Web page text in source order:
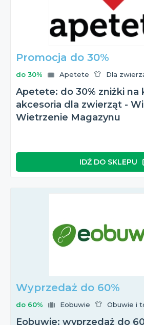
Promocja do 30%
do 30% Apetete Dla
Apetete: do 30% zniżki na
akcesoria dla zwierząt -
Wietrzenie Magazynu
IDŹ DO SKLEPU
Wyprzedaż do 60%
do 60% Eobuwie Obuwie i
Eobuwie: wyprzedaż do